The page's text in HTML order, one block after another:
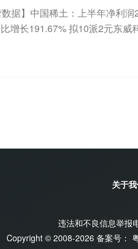
据】中国稀土：上半年净利
增长191.67% 拟10派2元东威
关于
违法和不良信息举报
Copyright © 2008-2026 备案号：